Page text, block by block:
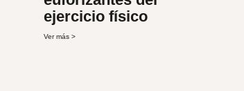
ejercicio físico
Ver más >